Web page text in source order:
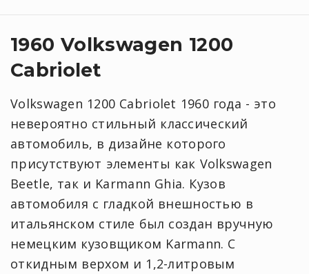
1960 Volkswagen 1200
Cabriolet
Volkswagen 1200 Cabriolet 1960 года - это
невероятно стильный классический
автомобиль, в дизайне которого
присутствуют элементы как Volkswagen
Beetle, так и Karmann Ghia. Кузов
автомобиля с гладкой внешностью в
итальянском стиле был создан вручную
немецким кузовщиком Karmann. С
откидным верхом и 1,2-литровым